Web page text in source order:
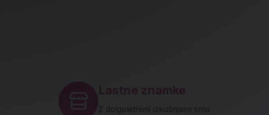
Lastne znamke
Z dolgoletnimi izkušnjami smo